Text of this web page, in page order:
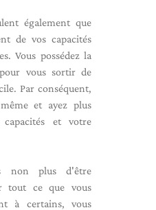
également que
de vos capacités
Vous possédez la
vous sortir de
Par conséquent,
et ayez plus
et votre
non plus d'être
tout ce que vous
à certains, vous